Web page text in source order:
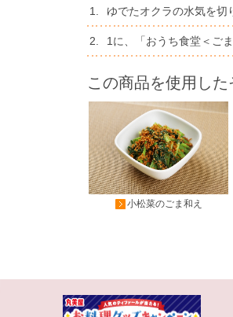
1. ゆでたオクラの水気を切
2. 1に、「おうち食堂＜ご
この商品を使用し
小松菜のごま和え